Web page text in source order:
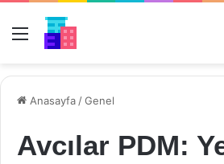
Menü
Anasayfa /Genel
Avcılar PDM: